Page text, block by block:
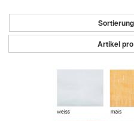
Artikel